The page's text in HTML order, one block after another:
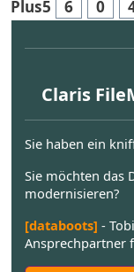
Plus5 6 0
Claris
Sie haben ein
Sie möchten das
modernisieren?
[databoots] -
Ansprechpartner